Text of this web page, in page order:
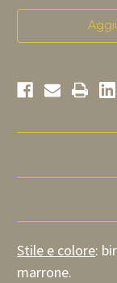
Stile e colore:
marrone.